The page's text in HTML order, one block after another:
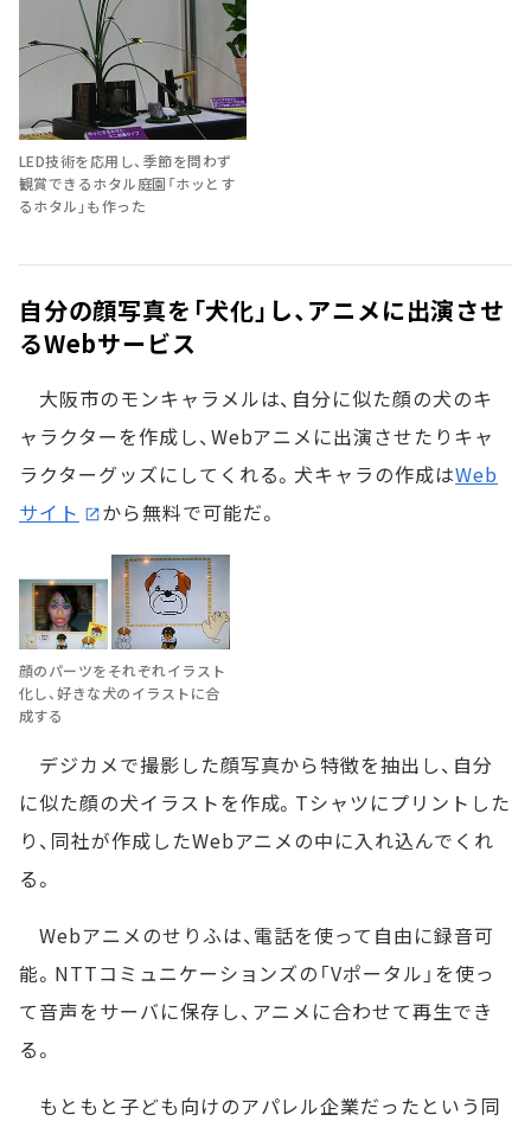
LED技術を応用し、季節を問わず
観賞できるホタル庭園「ホッとす
るホタル」も作った
自分の顔写真を「犬化」し、アニメに出演させ
るWebサービス
大阪市のモンキャラメルは、自分に似た顔の犬のキ
ャラクターを作成し、Webアニメに出演させたりキャ
ラクターグッズにしてくれる。犬キャラの作成はWeb
サイト
から無料で可能だ。
顔のパーツをそれぞれイラスト
化し、好きな犬のイラストに合
成する
デジカメで撮影した顔写真から特徴を抽出し、自分
に似た顔の犬イラストを作成。Tシャツにプリントした
り、同社が作成したWebアニメの中に入れ込んでくれ
る。
Webアニメのせりふは、電話を使って自由に録音可
能。NTTコミュニケーションズの「Vポータル」を使っ
て音声をサーバに保存し、アニメに合わせて再生でき
る。
もともと子ども向けのアパレル企業だったという同